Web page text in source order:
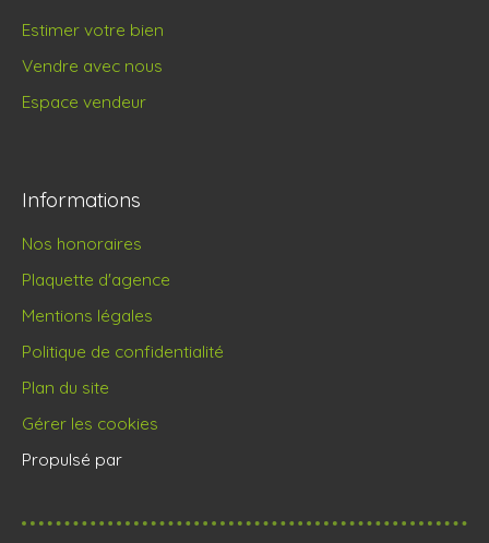
Estimer votre bien
Vendre avec nous
Espace vendeur
Informations
Nos honoraires
Plaquette d'agence
Mentions légales
Politique de confidentialité
Plan du site
Gérer les cookies
Propulsé par